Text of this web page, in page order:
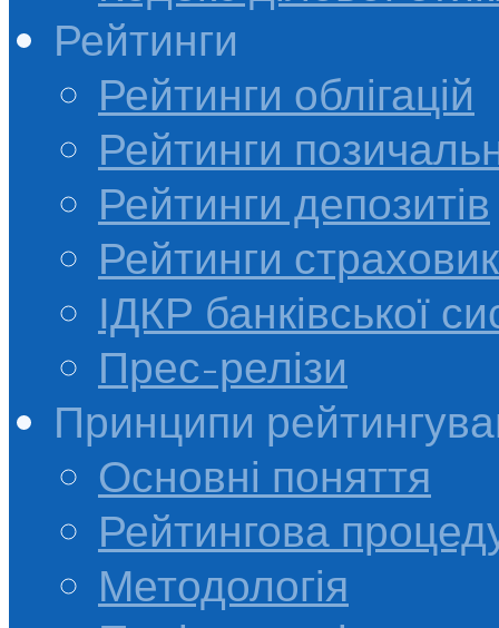
Рейтинги
Рейтинги облігацій
Рейтинги
Рейтинги депозитів
Рейтинги
ІДКР банківської
Прес-релізи
Принципи
Основні поняття
Рейтингова
Методологія